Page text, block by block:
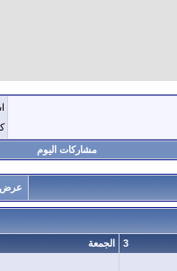
مشاركات اليوم
عرض
3 الجمعة